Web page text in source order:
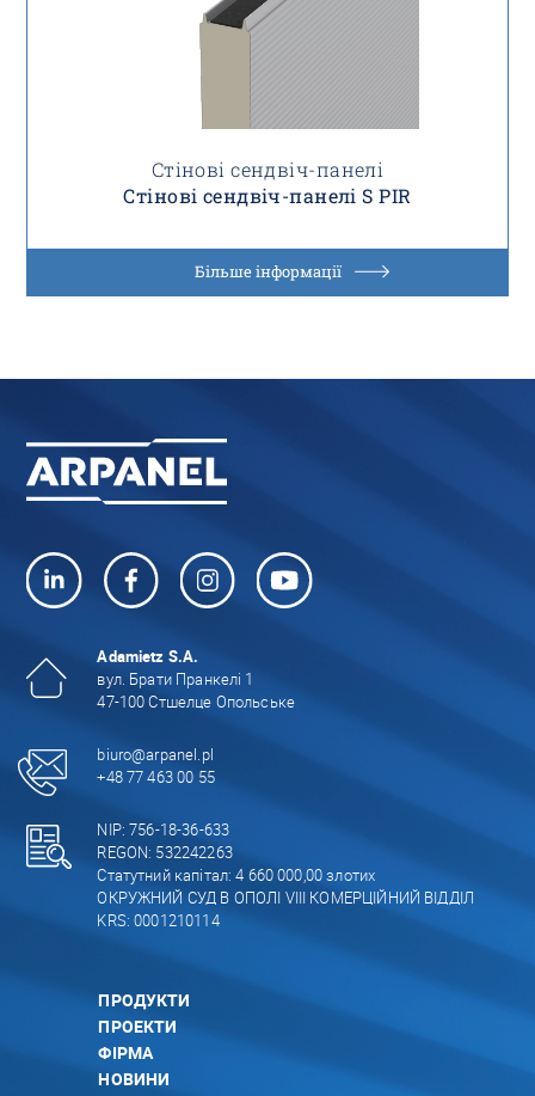
Стінові сендвіч-панелі
Стінові сендвіч-панелі S PIR
Більше інформації
Adamietz S.A.
вул. Брати Пранкелі 1
47-100 Стшелце Опольське
biuro@arpanel.pl
+48 77 463 00 55
NIP: 756-18-36-633
REGON: 532242263
Статутний капітал: 4 660 000,00 злотих
ОКРУЖНИЙ СУД В ОПОЛІ VIII КОМЕРЦІЙНИЙ ВІДДІЛ
KRS: 0001210114
ПРОДУКТИ
ПРОЕКТИ
ФІРМА
НОВИНИ